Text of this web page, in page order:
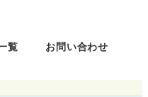
覧 お問い合わせ